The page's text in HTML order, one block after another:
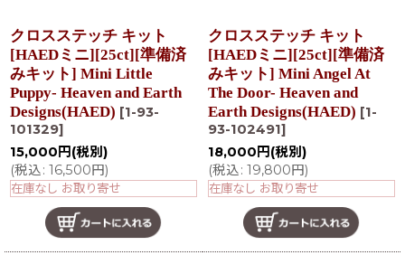
クロスステッチ キット
[HAEDミニ][25ct][準備済
みキット] Mini Little
Puppy- Heaven and Earth
Designs(HAED) [1-93-
101329]
15,000 円 (税別)
(税込: 16,500円)
在庫なし お取り寄せ
クロスステッチ キット
[HAEDミニ][25ct][準備済
みキット] Mini Angel At
The Door- Heaven and
Earth Designs(HAED) [1-
93-102491]
18,000 円 (税別)
(税込: 19,800円)
在庫なし お取り寄せ